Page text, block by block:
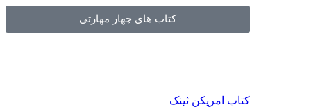
کتاب های چهار مهارتی
کتاب امریکن ثینک